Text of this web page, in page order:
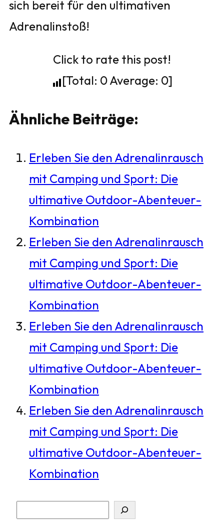
sich bereit für den ultimativen
Adrenalinstoß!
Click to rate this post!
[Total: 0Average: 0]
Ähnliche Beiträge:
Erleben Sie den Adrenalinrausch
mit Camping und Sport: Die
ultimative Outdoor-Abenteuer-
Kombination
Erleben Sie den Adrenalinrausch
mit Camping und Sport: Die
ultimative Outdoor-Abenteuer-
Kombination
Erleben Sie den Adrenalinrausch
mit Camping und Sport: Die
ultimative Outdoor-Abenteuer-
Kombination
Erleben Sie den Adrenalinrausch
mit Camping und Sport: Die
ultimative Outdoor-Abenteuer-
Kombination